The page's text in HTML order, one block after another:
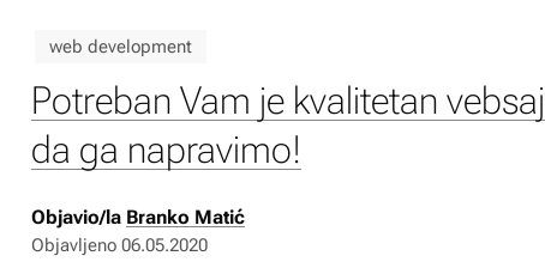
web development
Potreban Vam je kvalitetan
da ga napravimo!
Objavio/la Branko Matić
Objavljeno 06.05.2020